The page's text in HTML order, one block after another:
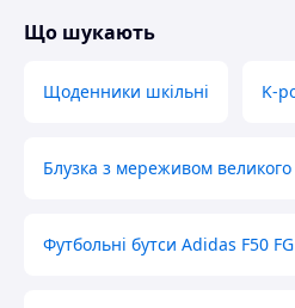
Що шукають
Щоденники шкільні K-
Блузка з мереживом великого
Футбольні бутси Adidas F50 FG